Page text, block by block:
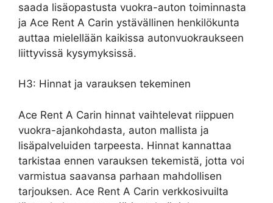
saada lisäopastusta vuokra-auton toiminnasta
ja Ace Rent A Carin ystävällinen henkilökunta
auttaa mielellään kaikissa autonvuokraukseen
liittyvissä kysymyksissä.
H3: Hinnat ja varauksen tekeminen
Ace Rent A Carin hinnat vaihtelevat riippuen
vuokra-ajankohdasta, auton mallista ja
lisäpalveluiden tarpeesta. Hinnat kannattaa
tarkistaa ennen varauksen tekemistä, jotta voi
varmistua saavansa parhaan mahdollisen
tarjouksen. Ace Rent A Carin verkkosivuilta